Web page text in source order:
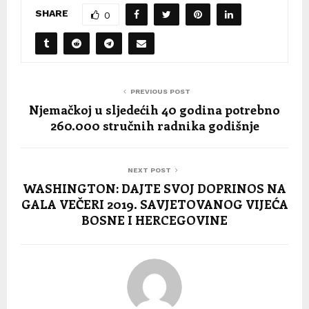
SHARE 0
PREVIOUS POST
Njemačkoj u sljedećih 40 godina potrebno
260.000 stručnih radnika godišnje
NEXT POST
WASHINGTON: DAJTE SVOJ DOPRINOS NA
GALA VEČERI 2019. SAVJETOVANOG VIJEĆA
BOSNE I HERCEGOVINE